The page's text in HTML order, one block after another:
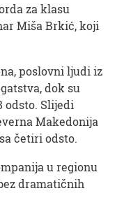
za klasu
Miša Brkić, koji
poslovni ljudi iz
dok su
odsto. Slijedi
Makedonija
četiri odsto.
u regionu
dramatičnih